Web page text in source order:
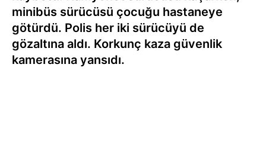
minibüs sürücüsü çocuğu hastaneye
götürdü. Polis her iki sürücüyü de
gözaltına aldı. Korkunç kaza güvenlik
kamerasına yansıdı.